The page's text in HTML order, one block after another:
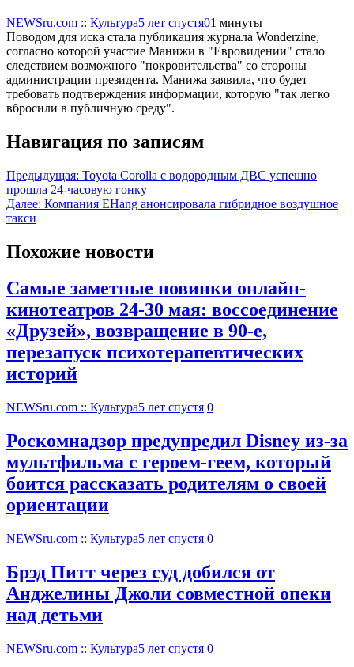
NEWSru.com :: Культура5 лет спустя01 минуты
Поводом для иска стала публикация журнала Wonderzine,
согласно которой участие Манижи в "Евровидении" стало
следствием возможного "покровительства" со стороны
администрации президента. Манижа заявила, что будет
требовать подтверждения информации, которую "так легко
вбросили в публичную среду".
Навигация по записям
Предыдущая: Toyota Corolla с водородным ДВС успешно
прошла 24-часовую гонку
Далее: Компания EHang анонсировала гибридное воздушное
такси
Похожие новости
Самые заметные новинки онлайн-
кинотеатров 24-30 мая: воссоединение
«Друзей», возвращение в 90-е,
перезапуск психотерапевтических
историй
NEWSru.com :: Культура5 лет спустя 0
Роскомнадзор предупредил Disney из-за
мультфильма c героем-геем, который
боится рассказать родителям о своей
ориентации
NEWSru.com :: Культура5 лет спустя 0
Брэд Питт через суд добился от
Анджелины Джоли совместной опеки
над детьми
NEWSru.com :: Культура5 лет спустя 0